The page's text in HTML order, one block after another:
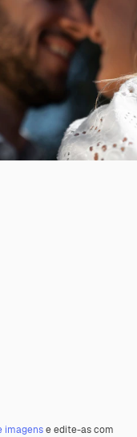
imagense edite-as com